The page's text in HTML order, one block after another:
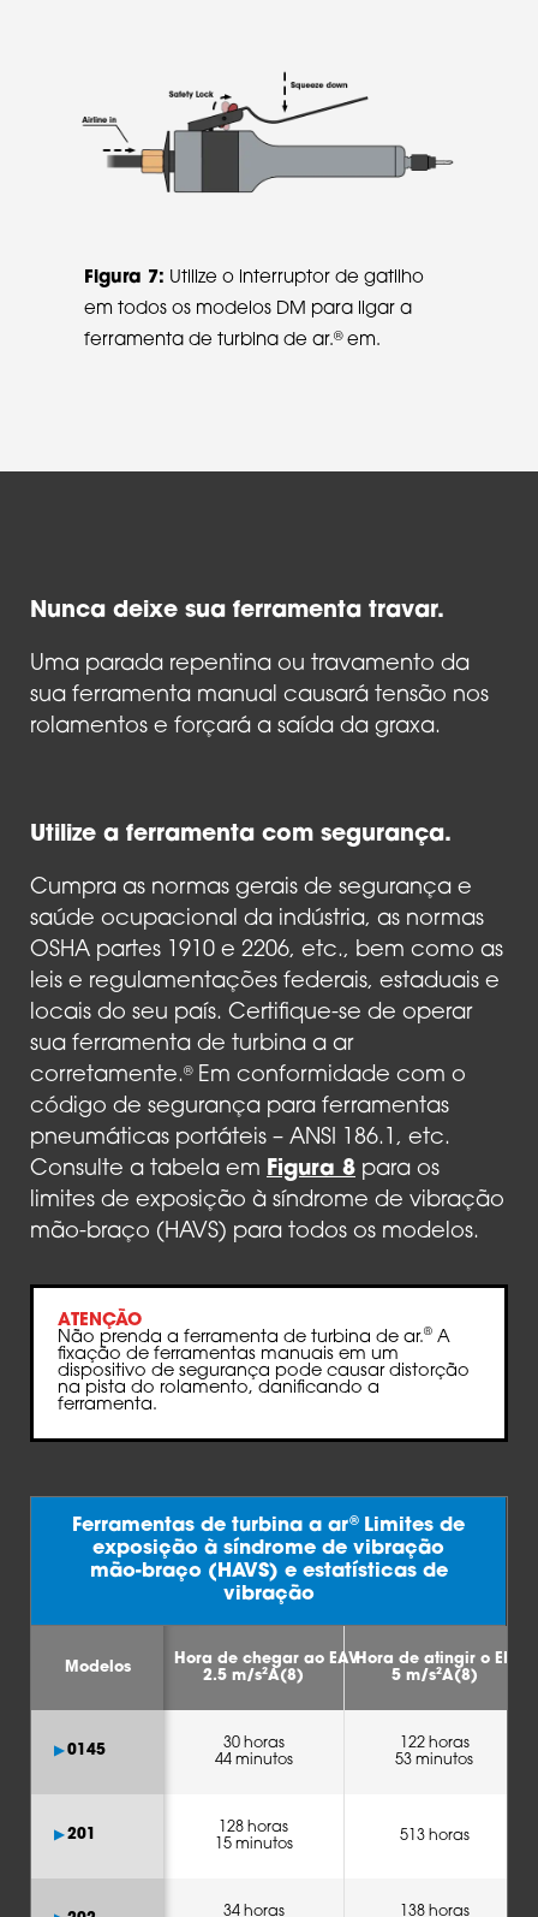
Figura 7: Utilize o interruptor de gatilho
em todos os modelos DM para ligar a
ferramenta de turbina de ar.®em.
Ferramentas de turbina a ar®Limites de
exposição à síndrome de vibração
mão-braço (HAVS) e estatísticas de
vibração
Modelos
0145
201
Hora de chegar ao EAV
2.5 m/s²A(8)
Hora de atingir o ELV
5 m/s²A(8)
30 horas
44 minutos
122 horas
53 minutos
128 horas
15 minutos
513 horas
34 horas 138 horas
Nunca deixe sua ferramenta travar.
Uma parada repentina ou travamento da
sua ferramenta manual causará tensão nos
rolamentos e forçará a saída da graxa.
Utilize a ferramenta com segurança.
Cumpra as normas gerais de segurança e
saúde ocupacional da indústria, as normas
OSHA partes 1910 e 2206, etc., bem como as
leis e regulamentações federais, estaduais e
locais do seu país. Certifique-se de operar
sua ferramenta de turbina a ar
corretamente.®Em conformidade com o
código de segurança para ferramentas
pneumáticas portáteis – ANSI 186.1, etc.
Consulte a tabela em Figura 8 para os
limites de exposição à síndrome de vibração
mão-braço (HAVS) para todos os modelos.
ATENÇÃO
Não prenda a ferramenta de turbina de ar.® A
fixação de ferramentas manuais em um
dispositivo de segurança pode causar distorção
na pista do rolamento, danificando a
ferramenta.